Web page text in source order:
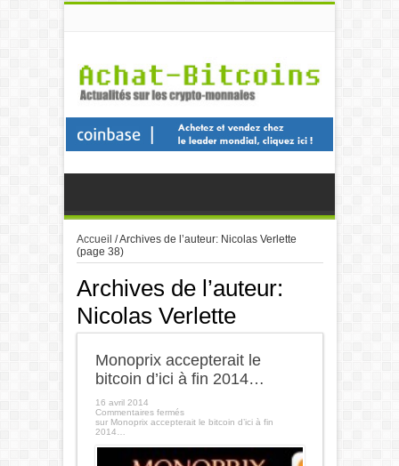
Accueil /Archives de l’auteur: Nicolas Verlette
(page 38)
Archives de l’auteur:
Nicolas Verlette
Monoprix accepterait le
bitcoin d’ici à fin 2014…
16 avril 2014
Commentaires fermés
sur Monoprix accepterait le bitcoin d’ici à fin
2014…